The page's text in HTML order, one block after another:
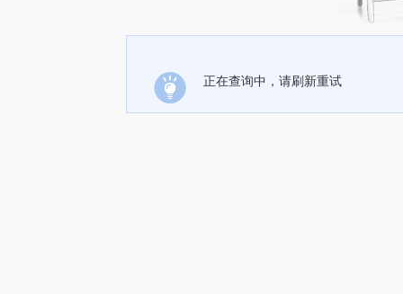
正在查询中，请刷新重试